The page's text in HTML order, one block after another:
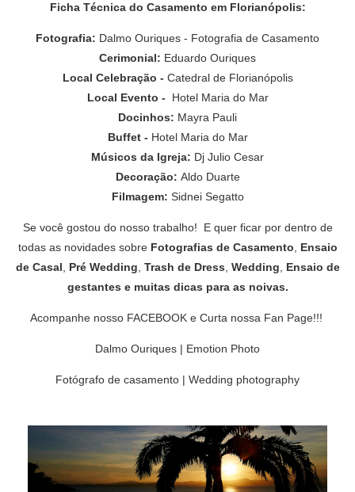
Ficha Técnica do Casamento em Florianópolis:
Fotografia: Dalmo Ouriques - Fotografia de Casamento
Cerimonial: Eduardo Ouriques
Local Celebração - Catedral de Florianópolis
Local Evento -
Hotel Maria do Mar
Docinhos: Mayra Pauli
Buffet - Hotel Maria do Mar
Músicos da Igreja: Dj Julio Cesar
Decoração: Aldo Duarte
Filmagem: Sidnei Segatto
Se você gostou do nosso trabalho! E quer ficar por dentro de
todas as novidades sobre Fotografias de Casamento
Ensaio
de Casal
Pré Wedding Trash de Dress Wedding
Ensaio de
gestantes e muitas dicas para as noivas.
Acompanhe nosso FACEBOOKe Curta nossa Fan Page!!!
Dalmo Ouriques | Emotion Photo
Fotógrafo de casamento | Wedding photography